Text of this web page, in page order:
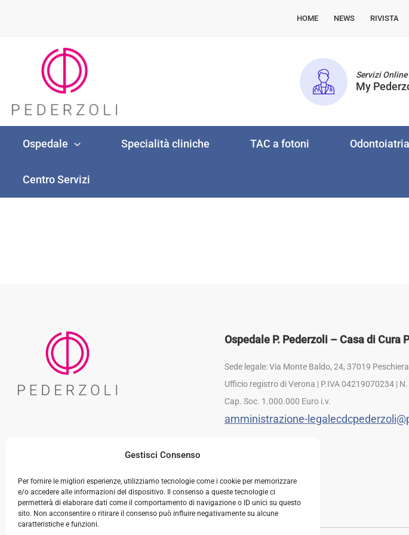
Gestisci Consenso
Per fornire le migliori esperienze, utilizziamo tecnologie come i cookie per memorizzare
e/o accedere alle informazioni del dispositivo. Il consenso a queste tecnologie ci
permetterà di elaborare dati come il comportamento di navigazione o ID unici su questo
sito. Non acconsentire o ritirare il consenso può influire negativamente su alcune
caratteristiche e funzioni.
HOME NEWS RIVISTA
Servizi Online
My
Ospedale Specialità cliniche TAC a fotoni Odontoiatria
Centro Servizi
Ospedale P. Pederzoli – Casa di Cura
Sede legale: Via Monte Baldo, 24, 37019
Ufficio registro di Verona | P.IVA 04219070234 |
Cap. Soc. 1.000.000 Euro i.v.
amministrazione-